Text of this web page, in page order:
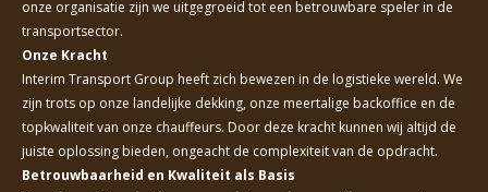
onze organisatie zijn we uitgegroeid tot een betrouwbare speler in de
transportsector.
Onze Kracht
Interim Transport Group heeft zich bewezen in de logistieke wereld. We
zijn trots op onze landelijke dekking, onze meertalige backoffice en de
topkwaliteit van onze chauffeurs. Door deze kracht kunnen wij altijd de
juiste oplossing bieden, ongeacht de complexiteit van de opdracht.
Betrouwbaarheid en Kwaliteit als Basis